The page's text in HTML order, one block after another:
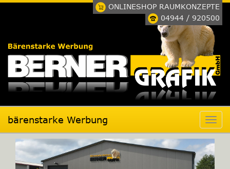
ONLINESHOP RAUMKONZEPTE
04944 / 920500
bärenstarke Werbung